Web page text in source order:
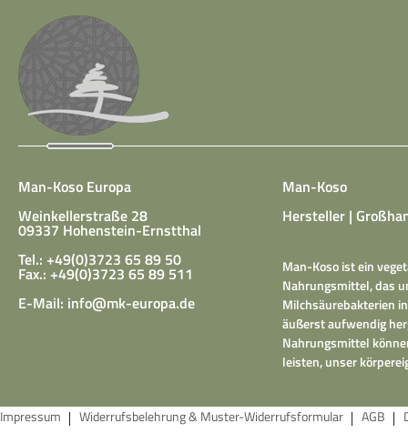
Man-Koso Europa
Weinkellerstraße 28
09337 Hohenstein-Ernstthal
Tel.: +49(0)3723 65 89 50
Fax.: +49(0)3723 65 89 511
E-Mail: info@mk-europa.de
Man-Koso
Hersteller |
Man-Koso ist ein
Nahrungsmittel, das
Milchsäurebakterien
äußerst aufwendig
Nahrungsmittel
leisten, unser
Impressum Widerrufsbelehrung & Muster-Widerrufsformular AGB